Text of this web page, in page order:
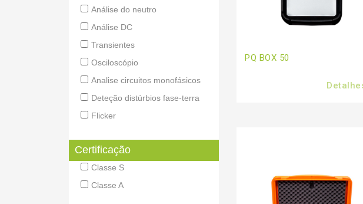
Análise do neutro
Análise DC
Transientes
Osciloscópio
Analise circuitos monofásicos
Deteção distúrbios fase-terra
Flicker
Certificação
Classe S
Classe A
PQ BOX 50